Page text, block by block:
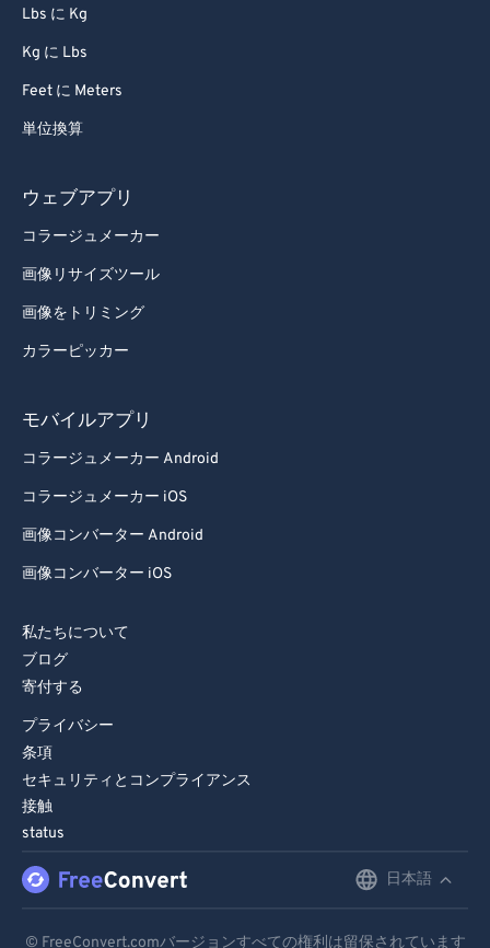
Lbs に Kg
Kg に Lbs
Feet に Meters
単位換算
ウェブアプリ
コラージュメーカー
画像リサイズツール
画像をトリミング
カラーピッカー
モバイルアプリ
コラージュメーカー Android
コラージュメーカー iOS
画像コンバーター Android
画像コンバーター iOS
私たちについて
ブログ
寄付する
プライバシー
条項
セキュリティとコンプライアンス
接触
status
日本語
© FreeConvert.comバージョンすべての権利は留保されています